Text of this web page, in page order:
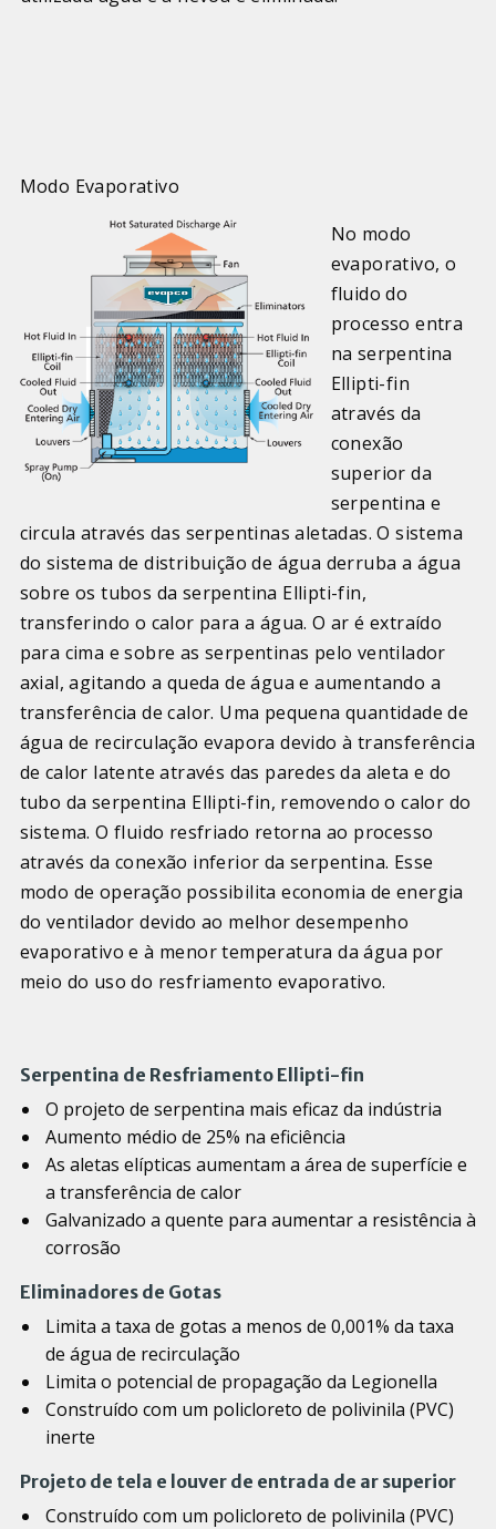
Modo Evaporativo
No modo
evaporativo, o
fluido do
processo entra
na serpentina
Ellipti-fin
através da
conexão
superior da
serpentina e
circula através das serpentinas aletadas. O sistema
do sistema de distribuição de água derruba a água
sobre os tubos da serpentina Ellipti-fin,
transferindo o calor para a água. O ar é extraído
para cima e sobre as serpentinas pelo ventilador
axial, agitando a queda de água e aumentando a
transferência de calor. Uma pequena quantidade de
água de recirculação evapora devido à transferência
de calor latente através das paredes da aleta e do
tubo da serpentina Ellipti-fin, removendo o calor do
sistema. O fluido resfriado retorna ao processo
através da conexão inferior da serpentina. Esse
modo de operação possibilita economia de energia
do ventilador devido ao melhor desempenho
evaporativo e à menor temperatura da água por
meio do uso do resfriamento evaporativo.
Serpentina de Resfriamento Ellipti-fin
O projeto de serpentina mais eficaz da indústria
Aumento médio de 25% na eficiência
As aletas elípticas aumentam a área de superfície e
a transferência de calor
Galvanizado a quente para aumentar a resistência à
corrosão
Eliminadores de Gotas
Limita a taxa de gotas a menos de 0,001% da taxa
de água de recirculação
Limita o potencial de propagação da Legionella
Construído com um policloreto de polivinila (PVC)
inerte
Projeto de tela e louver de entrada de ar superior
Construído com um policloreto de polivinila (PVC)